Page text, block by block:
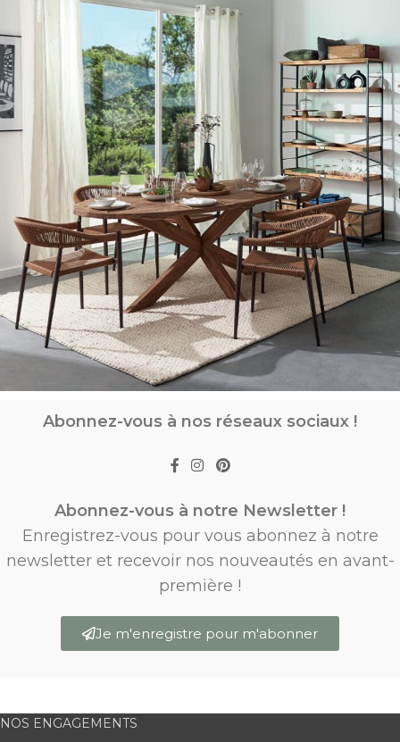
Abonnez-vous à nos réseaux sociaux !
Abonnez-vous à notre Newsletter !
Enregistrez-vous pour vous abonnez à notre
newsletter et recevoir nos nouveautés en avant-
première !
Je m'enregistre pour m'abonner
NOS ENGAGEMENTS